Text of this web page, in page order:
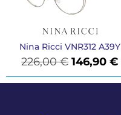
Nina Ricci VNR312 A39Y
226,00€ 146,90€